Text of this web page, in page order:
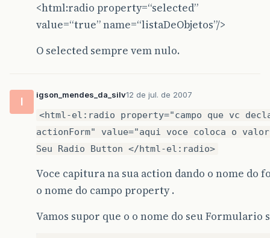
<html:radio property=“selected”
value=“true” name=“listaDeObjetos”/>
O selected sempre vem nulo.
I
igson_mendes_da_silv12 de jul. de 2007
<html-el:radio property="campo que vc
actionForm" value="aqui voce coloca o valor
Seu Radio Button </html-el:radio>
Voce capitura na sua action dando o nome do
o nome do campo property .
Vamos supor que o o nome do seu Formulario